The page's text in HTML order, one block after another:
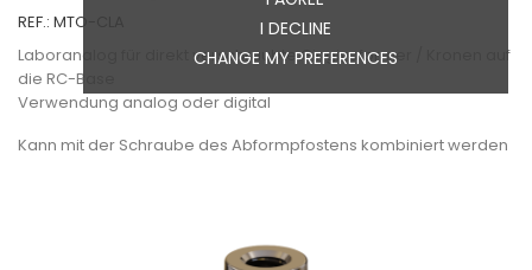
I DECLINE
CHANGE MY PREFERENCES
REF.: MTO-CLA
Laboranalog für direkt verschraubte Gingivaformer / Kronen auf
die RC-Base
Verwendung analog oder digital
Kann mit der Schraube des Abformpfostens kombiniert werden